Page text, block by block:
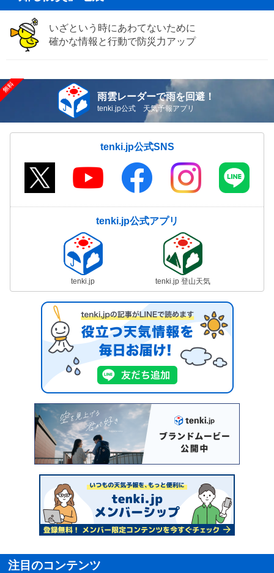
いざという時にあわてないために
確かな情報と行動で防災力アップ
雨雲レーダーで雨を回避！
tenki.jp公式 天気予報アプリ
tenki.jp公式SNS
tenki.jp公式アプリ
tenki.jp tenki.jp 登山天気
注目のコンテンツ